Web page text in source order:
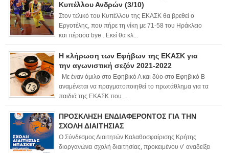
Κυπέλλου Ανδρών (3/10)
Στον τελικό του Κυπέλλου της ΕΚΑΣΚ θα βρεθεί ο
Εργοτέλης, που πήρε τη νίκη με 71-58 του Ηράκλειο
και πέρασα bye . Εκεί θα κλ...
Η κλήρωση των Εφήβων της ΕΚΑΣΚ για
την αγωνιστική σεζόν 2021-2022
Με έναν όμιλο στο Εφηβικό Α και δύο στο Εφηβικό Β
αναμένεται να πραγματοποιηθεί το πρωτάθλημα για τα
παιδιά της ΕΚΑΣΚ που ...
ΠΡΟΣΚΛΗΣΗ ΕΝΔΙΑΦΕΡΟΝΤΟΣ ΓΙΑ ΤΗΝ
ΣΧΟΛΗ ΔΙΑΙΤΗΣΙΑΣ
Ο Σύνδεσμος Διαιτητών Καλαθοσφαίρισης Κρήτης
διοργανώνει σχολή διαιτησίας, προκειμένου ν’ αναδείξει